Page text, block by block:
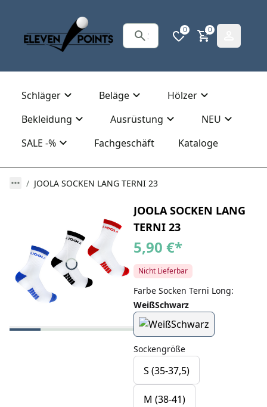
0 0
Schläger Beläge
Hölzer
Bekleidung
Ausrüstung
NEU
SALE -%
Fachgeschäft Kataloge
JOOLA SOCKEN LANG TERNI 23
JOOLA SOCKEN LANG
TERNI 23
5,90 €*
Nicht Lieferbar
Farbe Socken Terni Long:
WeißSchwarz
Sockengröße
S (35-37,5)
M (38-41)